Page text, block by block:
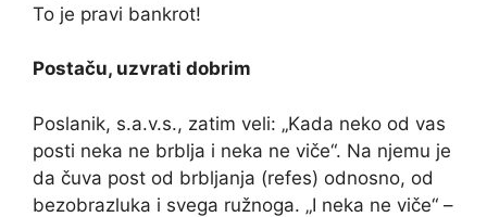
To je pravi bankrot!
Postaču, uzvrati dobrim
Poslanik, s.a.v.s., zatim veli: „Kada neko od vas
posti neka ne brblja i neka ne viče“. Na njemu je
da čuva post od brbljanja (refes) odnosno, od
bezobrazluka i svega ružnoga. „I neka ne viče“ –